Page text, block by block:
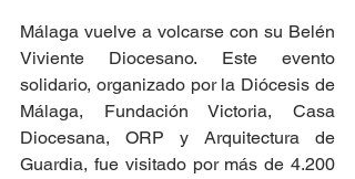
Málaga vuelve a volcarse con su Belén
Viviente Diocesano. Este evento
solidario, organizado por la Diócesis de
Málaga, Fundación Victoria, Casa
Diocesana, ORP y Arquitectura de
Guardia, fue visitado por más de 4.200